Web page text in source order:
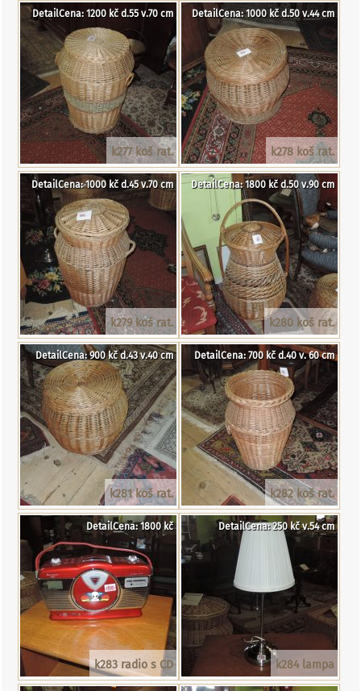
k277 koš rat.
DetailCena: 1200 kč d.55 v.70 cm
k278 koš rat.
DetailCena: 1000 kč d.50 v.44 cm
k279 koš rat.
DetailCena: 1000 kč d.45 v.70 cm
k280 koš rat.
DetailCena: 1800 kč d.50 v.90 cm
k281 koš rat.
DetailCena: 900 kč d.43 v.40 cm
k282 koš rat.
DetailCena: 700 kč d.40 v. 60 cm
k283 radio s CD
DetailCena: 1800 kč
k284 lampa
DetailCena: 250 kč v.54 cm